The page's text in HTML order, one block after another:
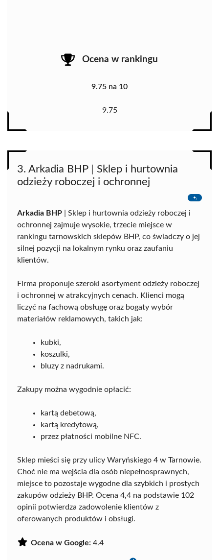
Ocena w rankingu
9.75 na 10
9.75
3. Arkadia BHP | Sklep i hurtownia
odzieży roboczej i ochronnej
Arkadia BHP | Sklep i hurtownia odzieży roboczej i
ochronnej zajmuje wysokie, trzecie miejsce w
rankingu tarnowskich sklepów BHP, co świadczy o jej
silnej pozycji na lokalnym rynku oraz zaufaniu
klientów.
Firma proponuje szeroki asortyment odzieży roboczej
i ochronnej w atrakcyjnych cenach. Klienci mogą
liczyć na fachową obsługę oraz bogaty wybór
materiałów reklamowych, takich jak:
kubki,
koszulki,
bluzy z nadrukami.
Zakupy można wygodnie opłacić:
kartą debetową,
kartą kredytową,
przez płatności mobilne NFC.
Sklep mieści się przy ulicy Waryńskiego 4 w Tarnowie.
Choć nie ma wejścia dla osób niepełnosprawnych,
miejsce to pozostaje wygodne dla szybkich i prostych
zakupów odzieży BHP. Ocena 4,4 na podstawie 102
opinii potwierdza zadowolenie klientów z
oferowanych produktów i obsługi.
Ocena w Google: 4.4